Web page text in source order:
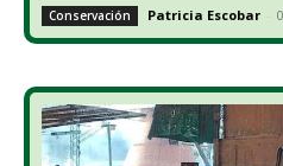
Conservación Patricia Escobar -